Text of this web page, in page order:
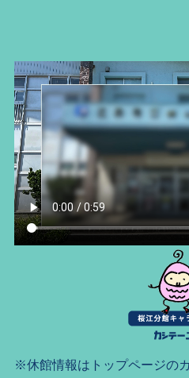
※休館情報はトップページの